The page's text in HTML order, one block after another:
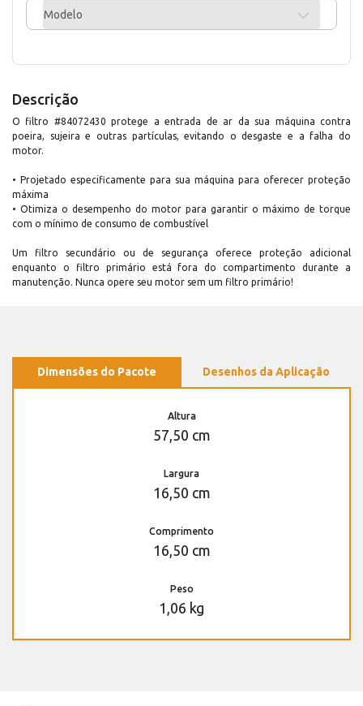
Modelo
Descrição
O filtro #84072430 protege a entrada de ar da sua máquina contra
poeira, sujeira e outras partículas, evitando o desgaste e a falha do
motor.
• Projetado especificamente para sua máquina para oferecer proteção
máxima
• Otimiza o desempenho do motor para garantir o máximo de torque
com o mínimo de consumo de combustível
Um filtro secundário ou de segurança oferece proteção adicional
enquanto o filtro primário está fora do compartimento durante a
manutenção. Nunca opere seu motor sem um filtro primário!
Dimensões do Pacote Desenhos da Aplicação
Altura
57,50 cm
Largura
16,50 cm
Comprimento
16,50 cm
Peso
1,06 kg